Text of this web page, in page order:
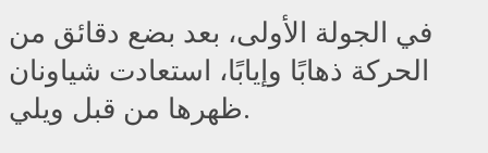
في الجولة الأولى، بعد بضع دقائق من
الحركة ذهابًا وإيابًا، استعادت شياونان
ظهرها من قبل ويلي.